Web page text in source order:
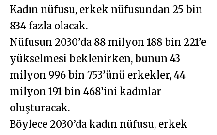
Kadın nüfusu, erkek nüfusundan 25 bin
834 fazla olacak.
Nüfusun 2030’da 88 milyon 188 bin 221’e
yükselmesi beklenirken, bunun 43
milyon 996 bin 753’ünü erkekler, 44
milyon 191 bin 468’ini kadınlar
oluşturacak.
Böylece 2030’da kadın nüfusu, erkek